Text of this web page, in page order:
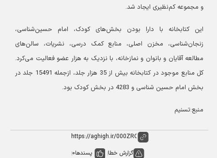
و مجموعه کم‌نظیری ایجاد شد.
این کتابخانه با دارا بودن بخش‌های کودک، امام حسین‌شناسی،
زنجان‌شناسی، مخزن اصلی، منابع کمک درسی، نشریات، سالن‌های
مطالعه آقایان و بانوان و نمازخانه، با نزدیک به هزار عضو فعالیت می‌کرد.
کل منابع موجود در کتابخانه بیش از 35 هزار جلد، ازجمله 15491 جلد در
بخش امام حسین شناسی و 4283 در بخش کودک بود.
منبع:تسنیم
گزارش خطا پسندها0